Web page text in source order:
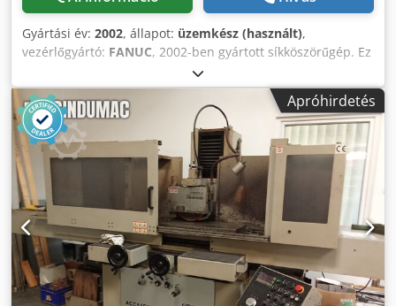
Gyártási év: 2002, állapot: üzemkész (használt),
vezérlőgyártó: FANUC, 2002-ben gyártott síkköszörűgép. Ez
a Jones & Shipman Format 5-200 Mitutoyo PH 350 vetítővel
rendelkezik, asztalmérete 600 x 200 mm, és tartalmaz egy
átfogó tartozékkészletet, beleértve 42 különböző
szélességű új csiszolókorongot és 19 gyémánt élezőt. A gép
nagyon jó állapotban van, mivel elsősorban ugyanaz a
kezelő üzemeltette. Ha kiváló minőségű síkköszörülési
lehetőségeket keres, vegye fontolóra az általunk eladásra
kínált Jones & Shipman Format 5-200 gépet. További
részletekért vegye fel velünk a kapcsolatot. • A Mitutoyo PH
350-nel együtt kínáljuk, a teljes tartozékkészlettel együtt •
Külső hossz: 600 mm • Külső szélesség: 200 mm Dcodpfx
Acozr Ncioaek • Tartozékok: 42 db új tárcsa • Az új tárcsák
szélességei és darabszámai: 3 mm – 6 db, 4 mm – 1 db, 6
Apróhirdetés